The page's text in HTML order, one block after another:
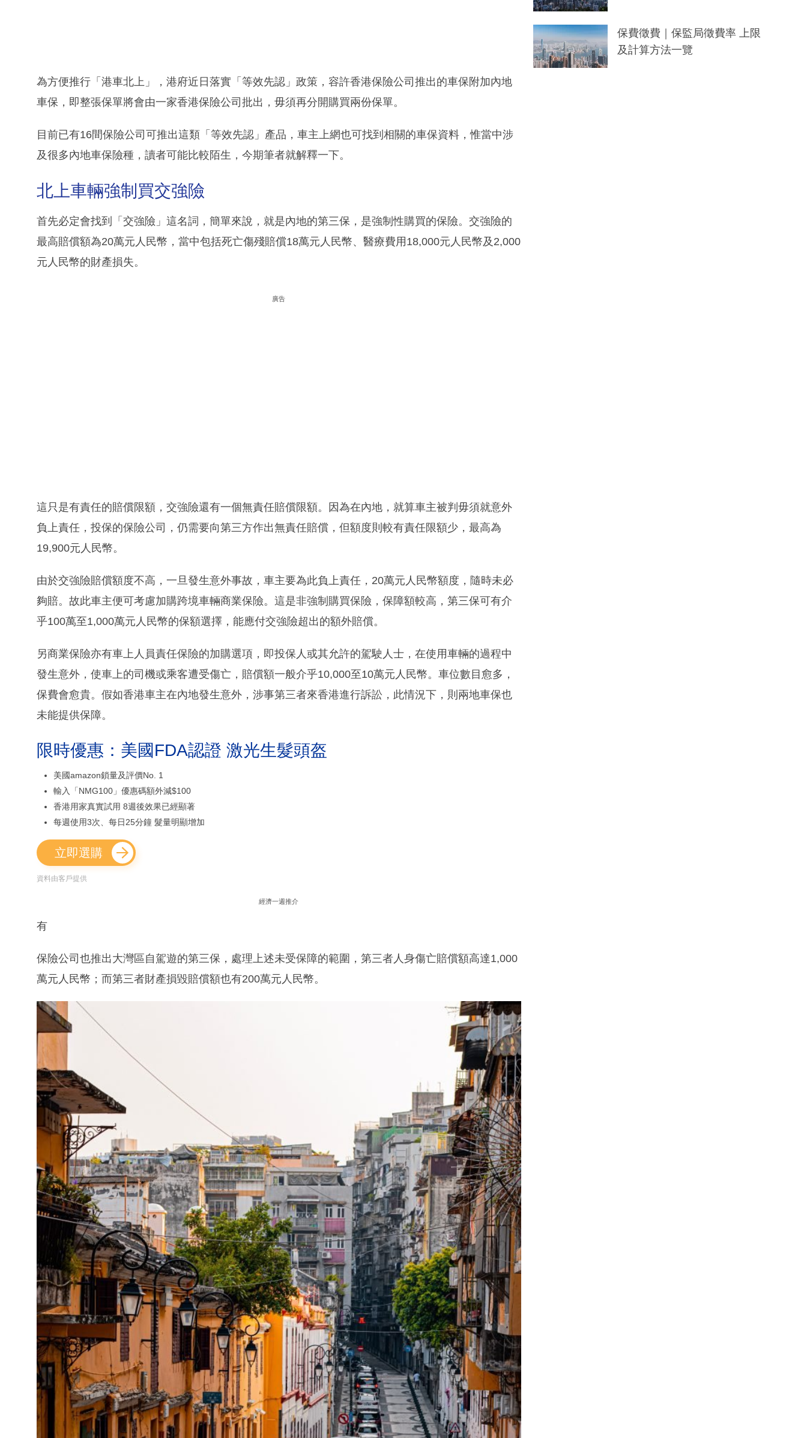
為方便推行「港車北上」，港府近日落實「等效先認」政策，容許香港保險公司推出的車保附加內地
車保，即整張保單將會由一家香港保險公司批出，毋須再分開購買兩份保單。
目前已有16間保險公司可推出這類「等效先認」產品，車主上網也可找到相關的車保資料，惟當中涉
及很多內地車保險種，讀者可能比較陌生，今期筆者就解釋一下。
北上車輛強制買交強險
首先必定會找到「交強險」這名詞，簡單來說，就是內地的第三保，是強制性購買的保險。交強險的
最高賠償額為20萬元人民幣，當中包括死亡傷殘賠償18萬元人民幣、醫療費用18,000元人民幣及2,000
元人民幣的財產損失。
廣告
這只是有責任的賠償限額，交強險還有一個無責任賠償限額。因為在內地，就算車主被判毋須就意外
負上責任，投保的保險公司，仍需要向第三方作出無責任賠償，但額度則較有責任限額少，最高為
19,900元人民幣。
由於交強險賠償額度不高，一旦發生意外事故，車主要為此負上責任，20萬元人民幣額度，隨時未必
夠賠。故此車主便可考慮加購跨境車輛商業保險。這是非強制購買保險，保障額較高，第三保可有介
乎100萬至1,000萬元人民幣的保額選擇，能應付交強險超出的額外賠償。
另商業保險亦有車上人員責任保險的加購選項，即投保人或其允許的駕駛人士，在使用車輛的過程中
發生意外，使車上的司機或乘客遭受傷亡，賠償額一般介乎10,000至10萬元人民幣。車位數目愈多，
保費會愈貴。假如香港車主在內地發生意外，涉事第三者來香港進行訴訟，此情況下，則兩地車保也
未能提供保障。
限時優惠：美國FDA認證 激光生髮頭盔
美國amazon鎖量及評價No. 1
輸入「NMG100」優惠碼額外減$100
香港用家真實試用 8週後效果已經顯著
每週使用3次、每日25分鐘 髮量明顯增加
立即選購
資料由客戶提供
經濟一週推介
有
保險公司也推出大灣區自駕遊的第三保，處理上述未受保障的範圍，第三者人身傷亡賠償額高達1,000
萬元人民幣；而第三者財產損毀賠償額也有200萬元人民幣。
保費徵費｜保監局徵費率 上限
及計算方法一覽